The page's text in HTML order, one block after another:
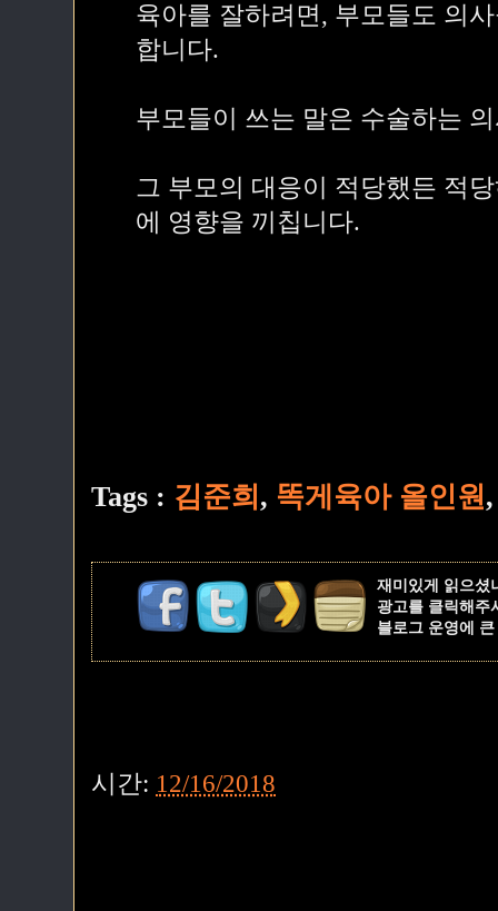
육아를 잘하려면, 부모들도 의
합니다.
부모들이 쓰는 말은 수술하는
그 부모의 대응이 적당했든 적
에 영향을 끼칩니다.
Tags : 김준희 , 똑게육아 올인원
재미있게 읽으셨
광고를 클릭해주
블로그 운영에
시간: 12/16/2018